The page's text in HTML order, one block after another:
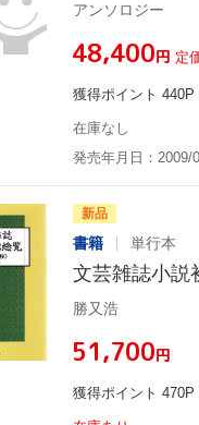
アンソロジー
¥48,400円 定
獲得ポイント 440P
在庫なし
発売年月日：2009/
新品
書籍 単行本
文芸雑誌小説
勝又浩
¥51,700円
獲得ポイント 470P